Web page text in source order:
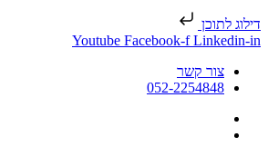
דילוג לתוכן
Youtube Facebook-f Linkedin-in
צור קשר
052-2254848